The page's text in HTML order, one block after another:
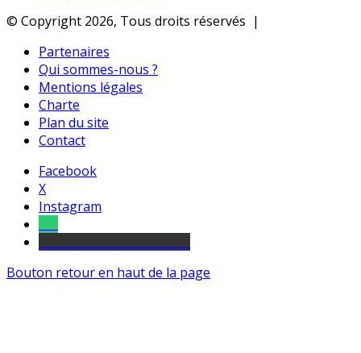
© Copyright 2026, Tous droits réservés |
Partenaires
Qui sommes-nous ?
Mentions légales
Charte
Plan du site
Contact
Facebook
X
Instagram
Bouton retour en haut de la page